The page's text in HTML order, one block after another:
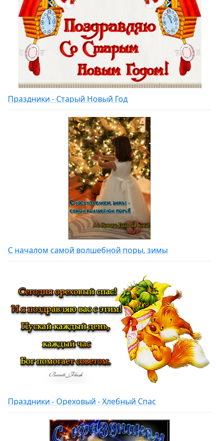
Праздники - Старый Новый Год
С началом самой волшебной поры, зимы
Праздники - Ореховый - Хлебный Спас